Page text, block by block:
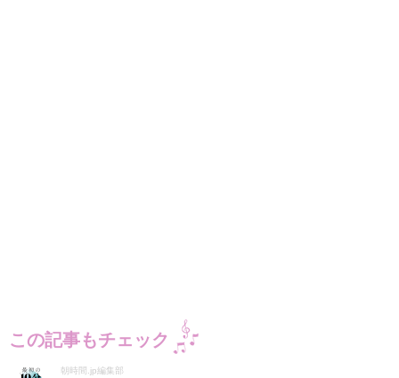
この記事もチェック
朝時間.jp編集部